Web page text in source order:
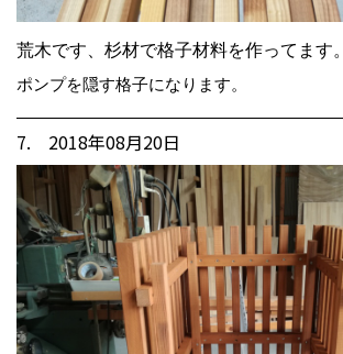
荒木です、杉材で格子材料を作ってます。
ポンプを隠す格子になります。
7. 2018年08月20日